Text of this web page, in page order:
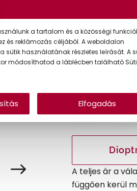
Ár:
Törzsvásárlói ár:
Online
A teljes ár a
függően kerül
a tartalom és a közösségi
és reklámozás céljából. A weboldalon
sütik használatának részletes leírását. A
módosíthatod a láblécben található Süti
Elfogadás